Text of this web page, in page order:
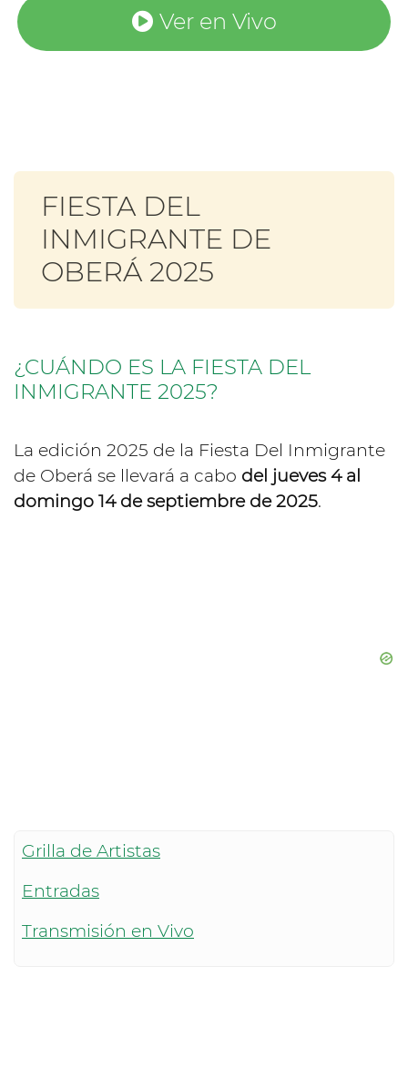
Ver en Vivo
FIESTA DEL
INMIGRANTE DE
OBERÁ 2025
¿CUÁNDO ES LA FIESTA DEL
INMIGRANTE 2025?
La edición 2025 de la Fiesta Del Inmigrante
de Oberá se llevará a cabo del jueves 4 al
domingo 14 de septiembre de 2025.
Grilla de Artistas
Entradas
Transmisión en Vivo